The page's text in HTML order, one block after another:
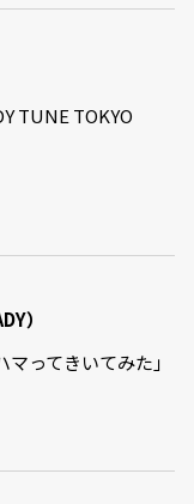
TUNE TOKYO
）
ってきいてみた」